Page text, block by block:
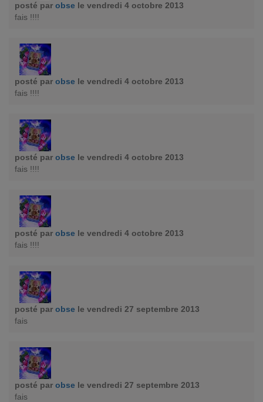
posté par obse le vendredi 4 octobre 2013
fais !!!!
posté par obse le vendredi 4 octobre 2013
fais !!!!
posté par obse le vendredi 4 octobre 2013
fais !!!!
posté par obse le vendredi 4 octobre 2013
fais !!!!
posté par obse le vendredi 27 septembre 2013
fais
posté par obse le vendredi 27 septembre 2013
fais